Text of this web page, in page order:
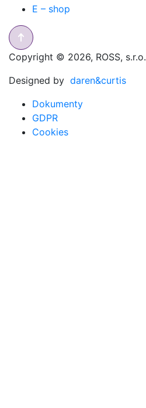
E – shop
Copyright © 2026, ROSS, s.r.o.
Designed by daren&curtis
Dokumenty
GDPR
Cookies